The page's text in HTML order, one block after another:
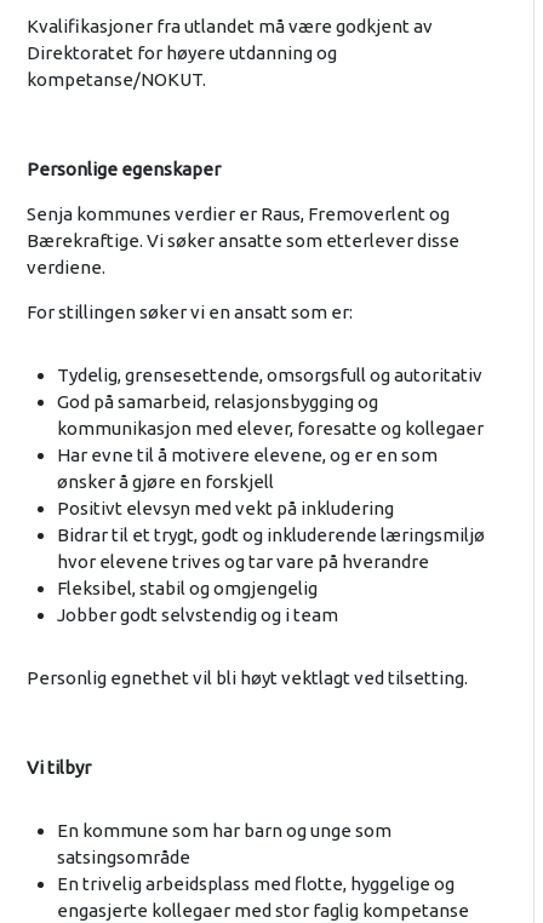
Kvalifikasjoner fra utlandet må være godkjent av
Direktoratet for høyere utdanning og
kompetanse/NOKUT.
Personlige egenskaper
Senja kommunes verdier er Raus, Fremoverlent og
Bærekraftige. Vi søker ansatte som etterlever disse
verdiene.
For stillingen søker vi en ansatt som er:
Tydelig, grensesettende, omsorgsfull og autoritativ
God på samarbeid, relasjonsbygging og
kommunikasjon med elever, foresatte og kollegaer
Har evne til å motivere elevene, og er en som
ønsker å gjøre en forskjell
Positivt elevsyn med vekt på inkludering
Bidrar til et trygt, godt og inkluderende læringsmiljø
hvor elevene trives og tar vare på hverandre
Fleksibel, stabil og omgjengelig
Jobber godt selvstendig og i team
Personlig egnethet vil bli høyt vektlagt ved tilsetting.
Vi tilbyr
En kommune som har barn og unge som
satsingsområde
En trivelig arbeidsplass med flotte, hyggelige og
engasjerte kollegaer med stor faglig kompetanse